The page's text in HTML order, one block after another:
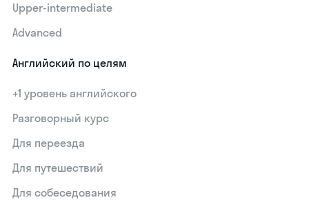
Upper-intermediate
Advanced
Английский по целям
+1 уровень английского
Разговорный курс
Для переезда
Для путешествий
Для собеседования